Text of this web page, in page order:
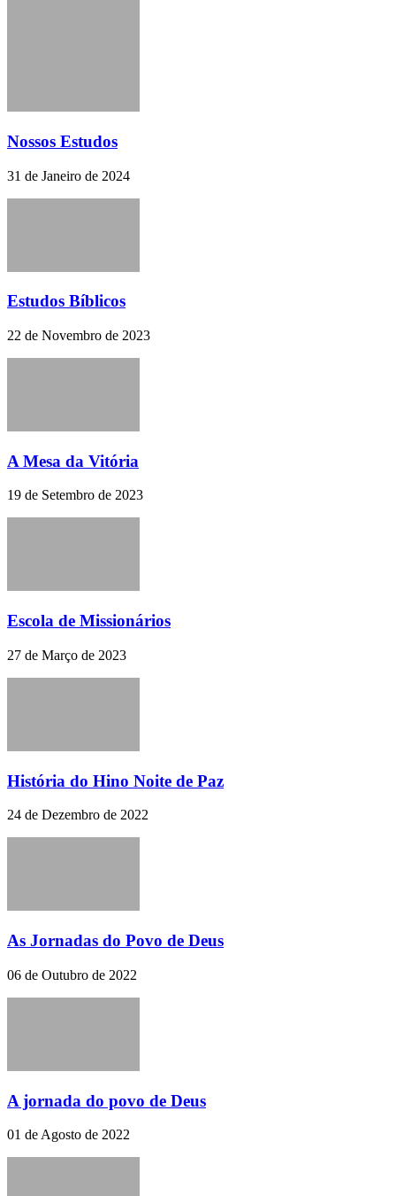
Nossos Estudos
31 de Janeiro de 2024
Estudos Bíblicos
22 de Novembro de 2023
A Mesa da Vitória
19 de Setembro de 2023
Escola de Missionários
27 de Março de 2023
História do Hino Noite de Paz
24 de Dezembro de 2022
As Jornadas do Povo de Deus
06 de Outubro de 2022
A jornada do povo de Deus
01 de Agosto de 2022